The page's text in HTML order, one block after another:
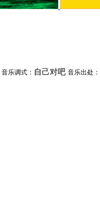
音乐调式： 自己对吧 音乐出处：